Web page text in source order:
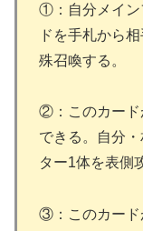
①：自分メイン
ドを手札から
殊召喚する。
②：このカード
できる。自分
ター1体を表側
③：このカード